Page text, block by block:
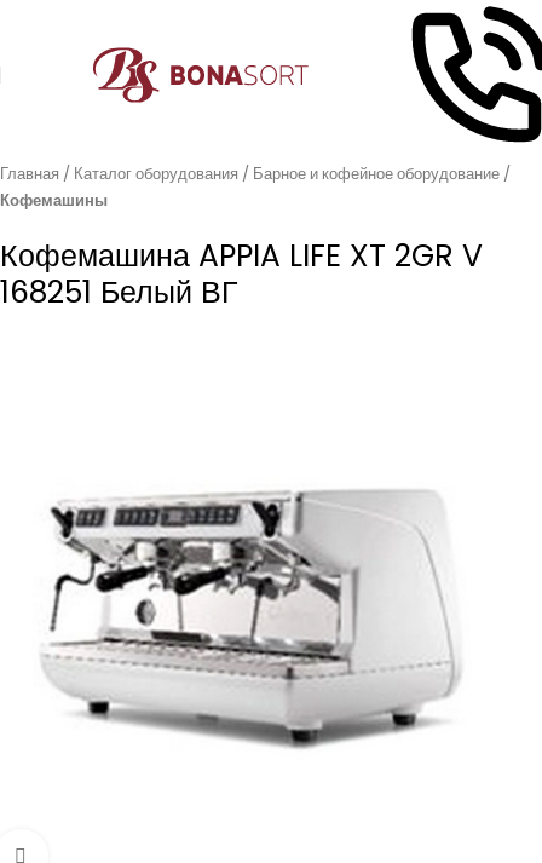
Главная Каталог оборудования
Барное и кофейное оборудование
Кофемашины
Кофемашина APPIA LIFE XT 2GR V
168251 Белый ВГ